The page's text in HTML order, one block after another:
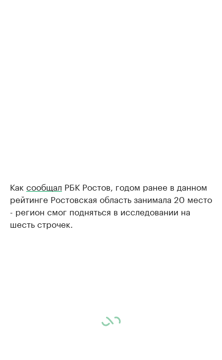
Как сообщал РБК Ростов, годом ранее в данном
рейтинге Ростовская область занимала 20 место
- регион смог подняться в исследовании на
шесть строчек.